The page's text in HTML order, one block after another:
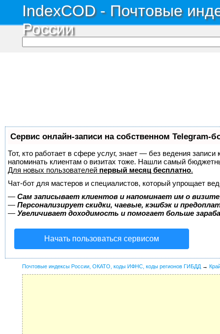
IndexCOD - Почтовые
России
Сервис онлайн-записи на собственном Telegram-
Тот, кто работает в сфере услуг, знает — без ведения
напоминать клиентам о визитах тоже. Нашли самый
Для новых пользователей первый месяц бесплатно.
Чат-бот для мастеров и специалистов, который упрощает
— Сам записывает клиентов и напоминает им о
— Персонализирует скидки, чаевые, кэшбэк и
— Увеличивает доходимость и помогает больше
Начать пользоваться сервисом
Почтовые индексы России, ОКАТО, коды ИФНС, коды регионов ГИБДД →